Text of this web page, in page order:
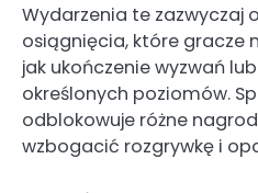
Wydarzenia te zazwyczaj
osiągnięcia, które gracze
jak ukończenie wyzwań
określonych poziomów.
odblokowuje różne
wzbogacić rozgrywkę i